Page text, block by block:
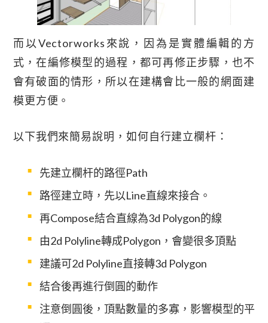
而以vectorworks來說，因為是實體編輯的方
式，在編修模型的過程，都可再修正步驟，也不
會有破面的情形，所以在建構會比一般的網面建
模更方便。
以下我們來簡易說明，如何自行建立欄杆：
先建立欄杆的路徑path
路徑建立時，先以line直線來接合。
再compose結合直線為3d Polygon的線
由2d Polyline轉成polygon，會變很多頂點
建議可2d Polyline直接轉3d Polygon
結合後再進行倒圓的動作
注意倒圓後，頂點數量的多寡，影響模型的平